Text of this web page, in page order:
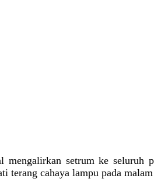
mengalirkan setrum ke
terang cahaya lampu pada